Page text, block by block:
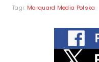
Tagi: Marquard Media Polska